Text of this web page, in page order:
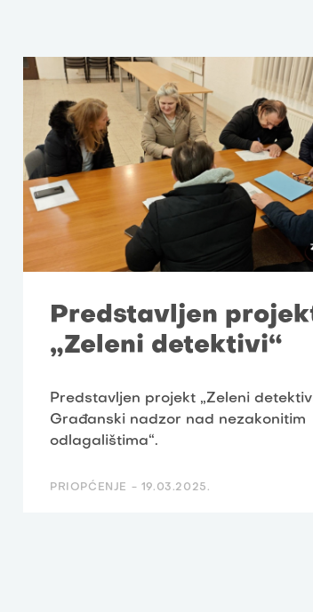
Predstavljen
„Zeleni detektivi“
Predstavljen projekt „Zeleni
Građanski nadzor nad nezakonitim
odlagalištima“.
PRIOPĆENJE - 19.03.2025.